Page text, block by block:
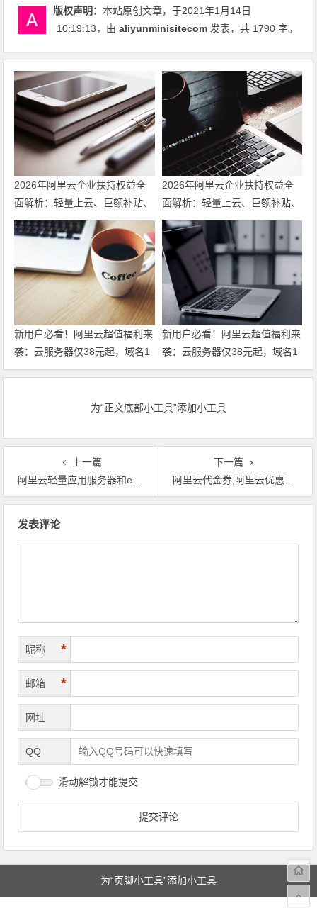
版权声明：本站原创文章，于2021年1月14日
10:19:13，由aliyunminisitecom 发表，共 1790 字。
2026年阿里云企业扶持权益全
面解析：轻量上云、巨额补贴、
专家护航三箭齐发 领代金券
2026年阿里云企业扶持权益全
面解析：轻量上云、巨额补贴、
专家护航三箭齐发
新用户必看！阿里云超值福利来
袭：云服务器仅38元起，域名1
元注册，160款产品免费体验，
新用户必看！阿里云超值福利来
袭：云服务器仅38元起，域名1
元注册，160款产品免费体验，
为“正文底部小工具”添加小工具
上一篇
阿里云轻量应用服务器和ecs云服务器有什么不一样？
下一篇
阿里云代金券,阿里云优惠券,特价服务器
发表评论
昵称 *
邮箱 *
网址
QQ
滑动解锁才能提交
为“页脚小工具”添加小工具